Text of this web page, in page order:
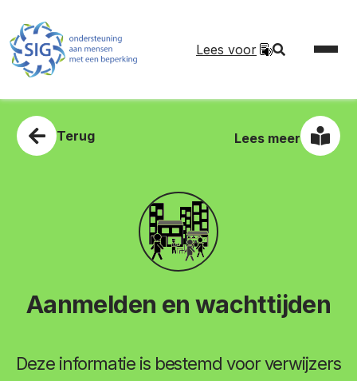
Lees voor
Terug
Aanmelden en wachttijden
Lees meer
Deze informatie is bestemd voor verwijzers